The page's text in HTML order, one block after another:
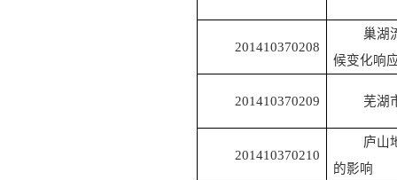
201410370208
巢湖
候变化响
201410370209 芜湖
201410370210
庐山
的影响